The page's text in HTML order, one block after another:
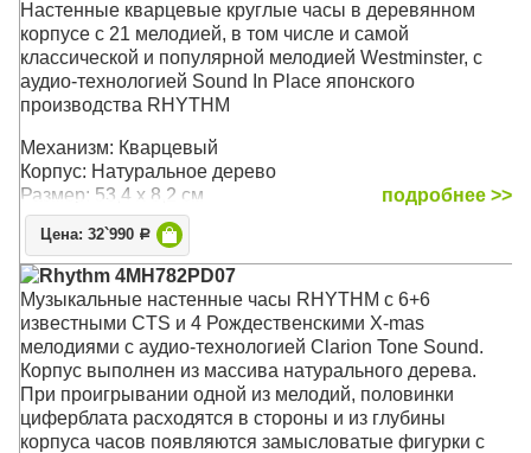
Настенные кварцевые круглые часы в деревянном
корпусе c 21 мелодией, в том числе и самой
классической и популярной мелодией Westminster, с
аудио-технологией Sound In Place японского
производства RHYTHM
Механизм: Кварцевый
Корпус: Натуральное дерево
Размер: 53,4 х 8,2 см
подробнее >>
Цена: 32`990 Р
Rhythm 4MH782PD07
Музыкальные настенные часы RHYTHM с 6+6
известными CTS и 4 Рождественскими X-mas
мелодиями с аудио-технологией Clarion Tone Sound.
Корпус выполнен из массива натурального дерева.
При проигрывании одной из мелодий, половинки
циферблата расходятся в стороны и из глубины
корпуса часов появляются замысловатые фигурки с